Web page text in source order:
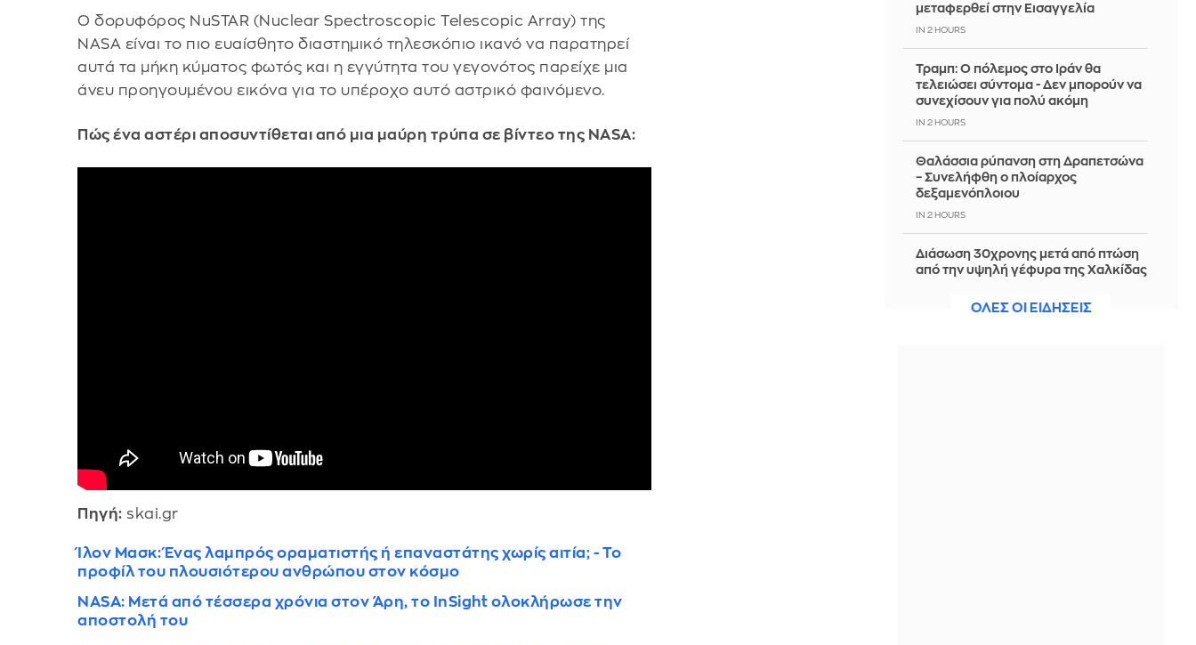
Ο δορυφόρος NuSTAR (Nuclear Spectroscopic Telescopic Array) της
NASA είναι το πιο ευαίσθητο διαστημικό τηλεσκόπιο ικανό να παρατηρεί
αυτά τα μήκη κύματος φωτός και η εγγύτητα του γεγονότος παρείχε μια
άνευ προηγουμένου εικόνα για το υπέροχο αυτό αστρικό φαινόμενο.
Πώς ένα αστέρι αποσυντίθεται από μια μαύρη τρύπα σε βίντεο της NASA:
Πηγή: skai.gr
Ίλον Μασκ: Ένας λαμπρός οραματιστής ή επαναστάτης χωρίς αιτία; - Το
προφίλ του πλουσιότερου ανθρώπου στον κόσμο
NASA: Μετά από τέσσερα χρόνια στον Άρη, το InSight ολοκλήρωσε την
αποστολή του
μεταφερθεί στην Εισαγγελία
IN 2 HOURS
Τραμπ: Ο πόλεμος στο Ιράν θα
τελειώσει σύντομα - Δεν μπορούν να
συνεχίσουν για πολύ ακόμη
IN 2 HOURS
Θαλάσσια ρύπανση στη Δραπετσώνα
– Συνελήφθη ο πλοίαρχος
δεξαμενόπλοιου
IN 2 HOURS
Διάσωση 30χρονης μετά από πτώση
από την υψηλή γέφυρα της Χαλκίδας
ΟΛΕΣ ΟΙ ΕΙΔΗΣΕΙΣ